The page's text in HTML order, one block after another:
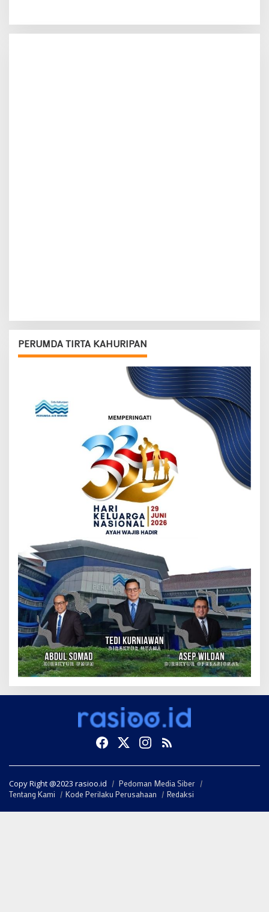
PERUMDA TIRTA KAHURIPAN
Copy Right @2023 rasioo.id
Pedoman Media Siber
Tentang Kami
Kode Perilaku Perusahaan Redaksi